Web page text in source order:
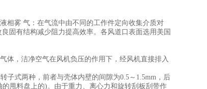
相雾 气：在气流中由不同的工作件定向收集介质对
固有结构减少阻力提高效率。各风道口表面选用美国
体，洁净空气在风机负压的作用下，经风机直接排入
子式两种，前者与壳体内壁的间隙为0.5～1.5mm，后
甩料盘上的)。由于重力、离心力和旋转刮板刮带作